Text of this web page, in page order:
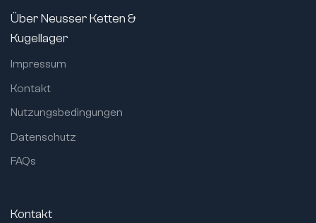
Über Neusser Ketten &
Kugellager
Impressum
Kontakt
Nutzungsbedingungen
Datenschutz
FAQs
Kontakt